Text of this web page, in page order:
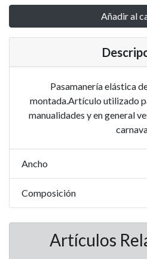
Añadir al
Pasamanería elástica
montada.Artículo utilizado
manualidades y en general
Ancho
Composición
Artículos